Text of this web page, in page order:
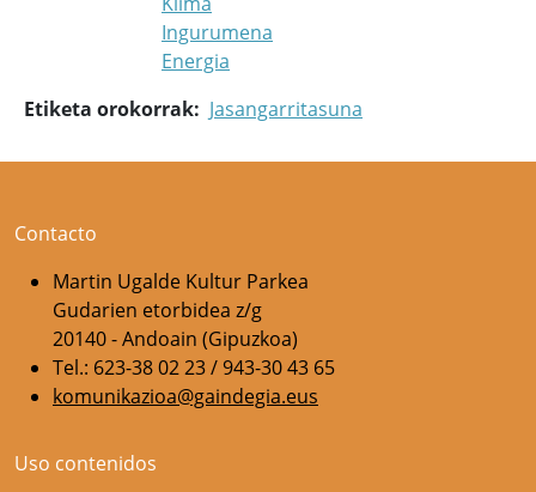
Ingurumena
Energia
Etiketa orokorrak
Jasangarritasuna
Contacto
Martin Ugalde Kultur Parkea
Gudarien etorbidea z/g
20140 - Andoain (Gipuzkoa)
Tel.: 623-38 02 23 / 943-30 43 65
komunikazioa@gaindegia.eus
Uso contenidos